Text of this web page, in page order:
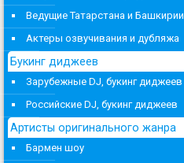
Ведущие Татарстана и Башкирии
Актеры озвучивания и дубляжа
Букинг диджеев
Зарубежные DJ, букинг диджеев
Российские DJ, букинг диджеев
Артисты оригинального жанра
Бармен шоу